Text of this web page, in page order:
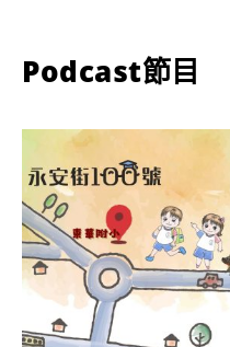
Podcast節目